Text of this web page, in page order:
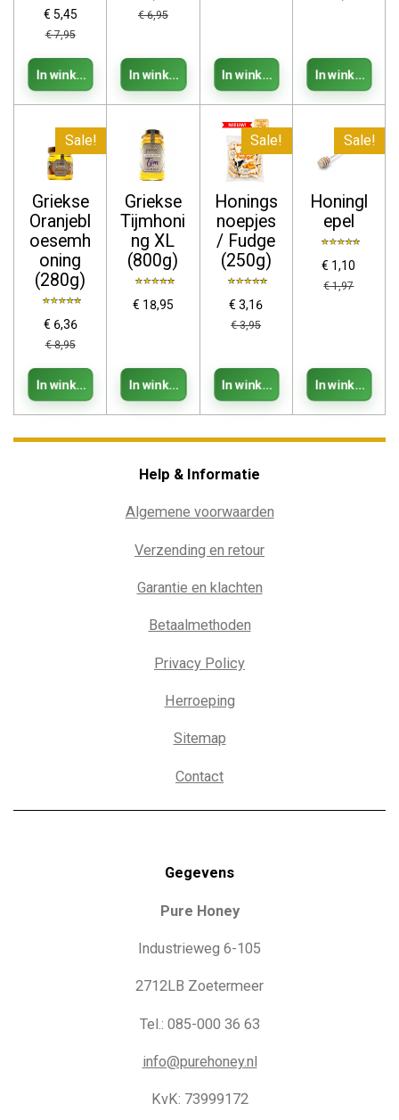
€ 5,45
€ 7,95
In winkelwagen
€ 6,95
In winkelwagen In winkelwagen In
Sale!
Griekse
Oranjebl
oesemh
oning
(280g)
€ 6,36
€ 8,95
In winkelwagen
Griekse
Tijmhoni
ng XL
(800g)
€ 18,95
In winkelwagen
Sale!
Honings
noepjes
/ Fudge
(250g)
€ 3,16
€ 3,95
In winkelwagen
Sale!
Honingl
epel
€ 1,10
€ 1,97
In
Help & Informatie
Algemene voorwaarden
Verzending en retour
Garantie en klachten
Betaalmethoden
Privacy Policy
Herroeping
Sitemap
Contact
Gegevens
Pure Honey
Industrieweg 6-105
2712LB Zoetermeer
Tel.: 085-000 36 63
info@purehoney.nl
KvK: 73999172